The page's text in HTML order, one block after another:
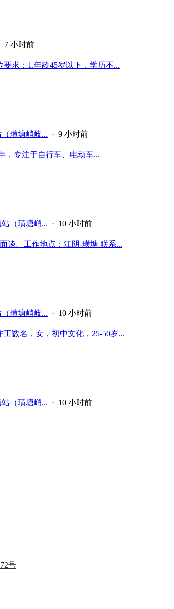
7 小时前
求：1.年龄45岁以下，学历不...
（璜塘峭岐... · 9 小时前
，专注于自行车、电动车...
站（璜塘峭... · 10 小时前
谈。工作地点：江阴-璜塘 联系...
（璜塘峭岐... · 10 小时前
数名，女，初中文化，25-50岁...
站（璜塘峭... · 10 小时前
号